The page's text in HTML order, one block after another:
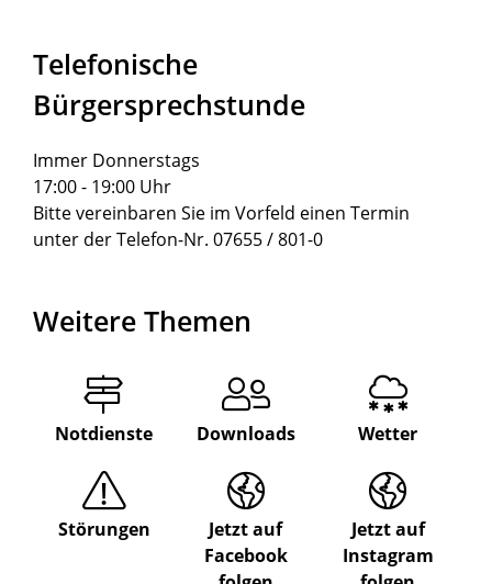
Telefonische
Bürgersprechstunde
Immer Donnerstags
17:00 - 19:00 Uhr
Bitte vereinbaren Sie im Vorfeld einen Termin
unter der Telefon-Nr. 07655 / 801-0
Weitere Themen
Notdienste Downloads Wetter
Störungen
Jetzt auf
Facebook
Jetzt auf
Instagram